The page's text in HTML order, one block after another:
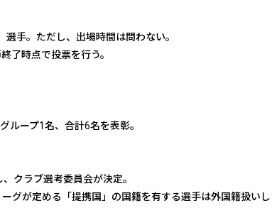
手。ただし、出場時間は問わない。
了時点で投票を行う。
ループ1名、合計6名を表彰。
クラブ選考委員会が決定。
グが定める「提携国」の国籍を有する選手は外国籍扱い